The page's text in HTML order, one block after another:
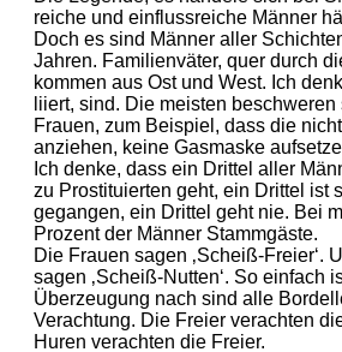
reiche und einflussreiche Männer
Doch es sind Männer aller
Jahren. Familienväter, quer durch
kommen aus Ost und West. Ich
liiert, sind. Die meisten
Frauen, zum Beispiel, dass die
anziehen, keine Gasmaske
Ich denke, dass ein Drittel aller
zu Prostituierten geht, ein Drittel ist
gegangen, ein Drittel geht nie. Bei
Prozent der Männer Stammgäste.
Die Frauen sagen ‚Scheiß-Freier‘.
sagen ‚Scheiß-Nutten‘. So einfach
Überzeugung nach sind alle
Verachtung. Die Freier verachten
Huren verachten die Freier.